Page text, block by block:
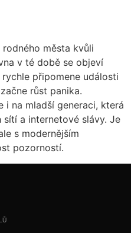
města kvůli
v té době se objeví
připomene události
růst panika.
i na mladší generaci, která
a internetové slávy. Je
s modernějším
pozorností.